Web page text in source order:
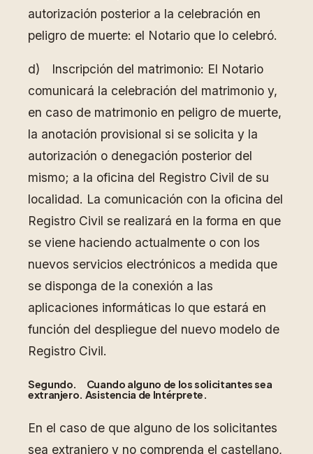
autorización posterior a la celebración en
peligro de muerte: el Notario que lo celebró.
d) Inscripción del matrimonio: El Notario
comunicará la celebración del matrimonio y,
en caso de matrimonio en peligro de muerte,
la anotación provisional si se solicita y la
autorización o denegación posterior del
mismo; a la oficina del Registro Civil de su
localidad. La comunicación con la oficina del
Registro Civil se realizará en la forma en que
se viene haciendo actualmente o con los
nuevos servicios electrónicos a medida que
se disponga de la conexión a las
aplicaciones informáticas lo que estará en
función del despliegue del nuevo modelo de
Registro Civil.
Segundo. Cuando alguno de los solicitantes sea
extranjero. Asistencia de Intérprete.
En el caso de que alguno de los solicitantes
sea extranjero y no comprenda el castellano,